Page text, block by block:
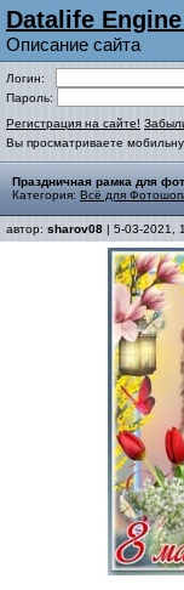
Datalife
Описание сайта
Логин:
Пароль:
Регистрация на сайте!
Вы просматриваете
Праздничная рамка для
Категория: Всё для
автор: sharov08 | 5-03-2021,